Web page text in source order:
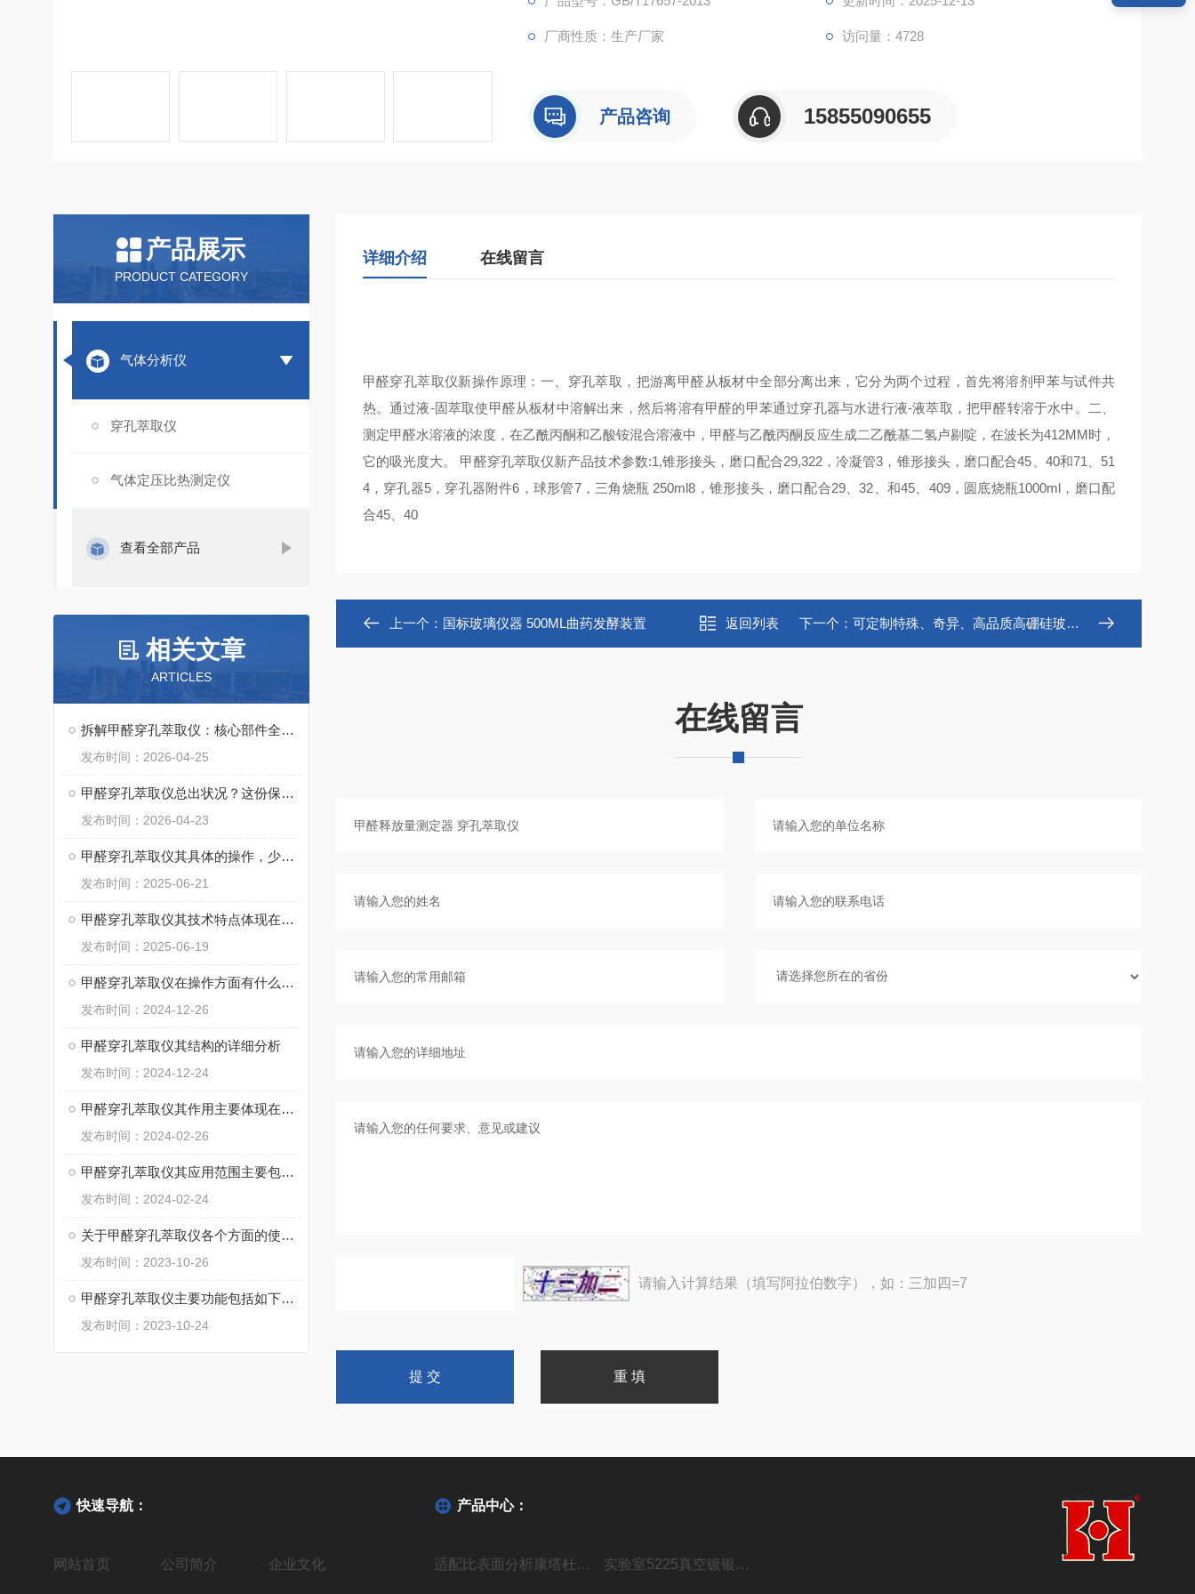
厂商性质：生产厂家 访问量：4728
产品咨询 15855090655
产品展示
PRODUCT CATEGORY
气体分析仪
穿孔萃取仪
气体定压比热测定仪
查看全部产品
相关文章
ARTICLES
拆解甲醛穿孔萃取仪：核心部件全解析，看完才懂检测“硬核”在哪
发布时间：2026-04-25
甲醛穿孔萃取仪总出状况？这份保养指南，帮你稳住核心性能
发布时间：2026-04-23
甲醛穿孔萃取仪其具体的操作，少不了以下步骤！
发布时间：2025-06-21
甲醛穿孔萃取仪其技术特点体现在以下方面
发布时间：2025-06-19
甲醛穿孔萃取仪在操作方面有什么细节？
发布时间：2024-12-26
甲醛穿孔萃取仪其结构的详细分析
发布时间：2024-12-24
甲醛穿孔萃取仪其作用主要体现在哪几个方面呢？
发布时间：2024-02-26
甲醛穿孔萃取仪其应用范围主要包括以下几个方面
发布时间：2024-02-24
关于甲醛穿孔萃取仪各个方面的使用技巧，不妨先看看下文
发布时间：2023-10-26
甲醛穿孔萃取仪主要功能包括如下几个方面
发布时间：2023-10-24
详细介绍 在线留言
甲醛穿孔萃取仪新操作原理：一、穿孔萃取，把游离甲醛从板材中全部分离出来，它分为两个过程，首先将溶剂甲苯与试件共
热。通过液-固萃取使甲醛从板材中溶解出来，然后将溶有甲醛的甲苯通过穿孔器与水进行液-液萃取，把甲醛转溶于水中。二、
测定甲醛水溶液的浓度，在乙酰丙酮和乙酸铵混合溶液中，甲醛与乙酰丙酮反应生成二乙酰基二氢卢剔啶，在波长为412MM时，
它的吸光度大。 甲醛穿孔萃取仪新产品技术参数:1,锥形接头，磨口配合29,322，冷凝管3，锥形接头，磨口配合45、40和71、51
4，穿孔器5，穿孔器附件6，球形管7，三角烧瓶 250ml8，锥形接头，磨口配合29、32、和45、409，圆底烧瓶1000ml，磨口配
合45、40
上一个： 国标玻璃仪器 500ML曲药发酵装置 返回列表 下一个： 可定制特殊、奇异、高品质高硼硅玻璃仪器
在线留言
请输入计算结果（填写阿拉伯数字），如：三加四=7
快速导航：
网站首页 公司简介 企业文化
产品中心：
适配比表面分析康塔杜瓦瓶AUTOSORB-1 实验室5225真空镀银精馏装置